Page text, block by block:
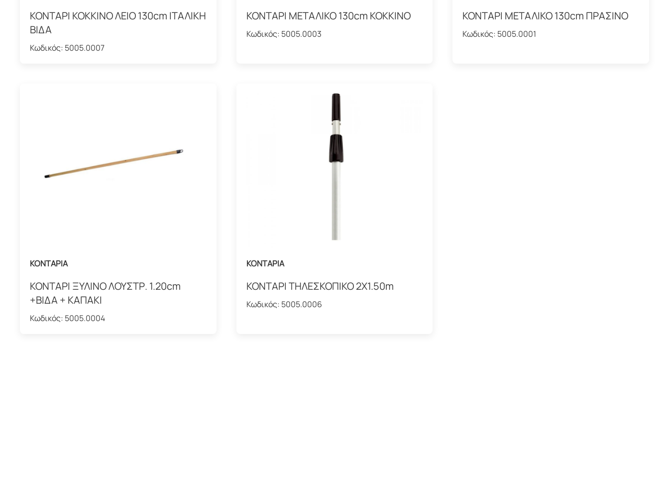
ΚΟΝΤΑΡΙ ΚΟΚΚΙΝΟ ΛΕΙΟ 130cm ΙΤΑΛΙΚΗ
ΒΙΔΑ
Κωδικός: 5005.0007
ΚΟΝΤΑΡΙ ΜΕΤΑΛΙΚΟ 130cm ΚΟΚΚΙΝΟ
Κωδικός: 5005.0003
ΚΟΝΤΑΡΙ ΜΕΤΑΛΙΚΟ 130cm ΠΡΑΣΙΝΟ
Κωδικός: 5005.0001
ΚΟΝΤΑΡΙΑ
ΚΟΝΤΑΡΙ ΞΥΛΙΝΟ ΛΟΥΣΤΡ. 1.20cm
+ΒΙΔΑ + ΚΑΠΑΚΙ
Κωδικός: 5005.0004
ΚΟΝΤΑΡΙΑ
ΚΟΝΤΑΡΙ ΤΗΛΕΣΚΟΠΙΚΟ 2X1.50m
Κωδικός: 5005.0006